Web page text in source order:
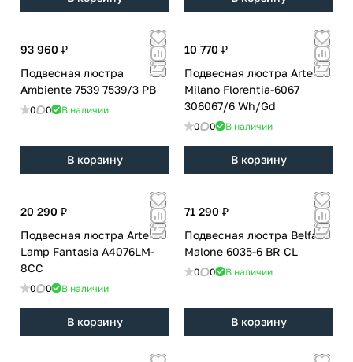
93 960 ₽
Подвесная люстра
Ambiente 7539 7539/3 PB
0 0 В наличии
В корзину
10 770 ₽
Подвесная люстра Arte
Milano Florentia-6067
306067/6 Wh/Gd
0 0 В наличии
В корзину
20 290 ₽
Подвесная люстра Arte
Lamp Fantasia A4076LM-
8CC
0 0 В наличии
В корзину
71 290 ₽
Подвесная люстра Belfast
Malone 6035-6 BR CL
0 0 В наличии
В корзину